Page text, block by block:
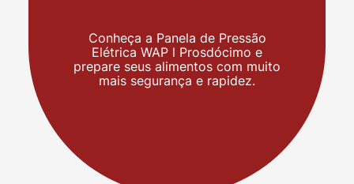
Conheça a Panela de Pressão
Elétrica WAP l Prosdócimo e
prepare seus alimentos com muito
mais segurança e rapidez.